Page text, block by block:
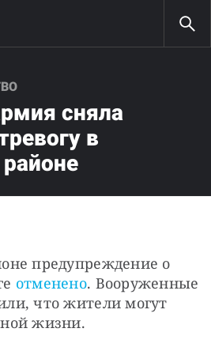
сняла
в
предупреждение о
отменено. Вооруженные
что жители могут
жизни.